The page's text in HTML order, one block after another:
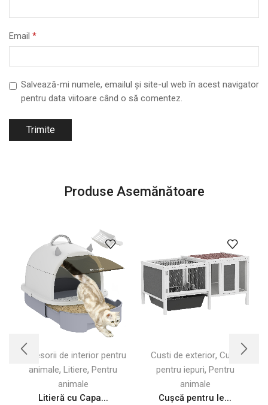
Email *
Salvează-mi numele, emailul și site-ul web în acest navigator
pentru data viitoare când o să comentez.
Produse Asemănătoare
Accesorii de interior pentru
animale, Litiere, Pentru
animale
Litieră cu Capa...
Custi de exterior, Custi
pentru iepuri, Pentru
animale
Cușcă pentru Ie...